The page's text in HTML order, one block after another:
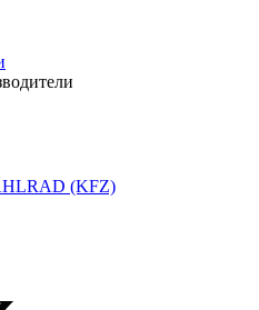
(KFZ)